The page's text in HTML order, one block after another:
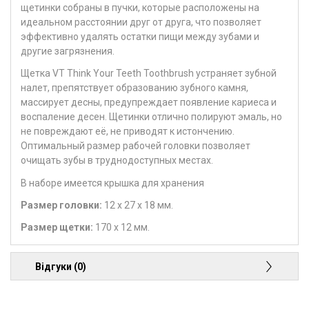
щетинки собраны в пучки, которые расположены на
идеальном расстоянии друг от друга, что позволяет
эффективно удалять остатки пищи между зубами и
другие загрязнения.
Щетка VT Think Your Teeth Toothbrush устраняет зубной
налет, препятствует образованию зубного камня,
массирует десны, предупреждает появление кариеса и
воспаление десен. Щетинки отлично полируют эмаль, но
не повреждают её, не приводят к истончению.
Оптимальный размер рабочей головки позволяет
очищать зубы в труднодоступных местах.
В наборе имеется крышка для хранения
Размер головки: 12 х 27 х 18 мм.
Размер щетки: 170 х 12 мм.
Відгуки (0)